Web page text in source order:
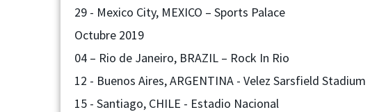
29 - Mexico City, MEXICO – Sports Palace
Octubre 2019
04 – Rio de Janeiro, BRAZIL – Rock In Rio
12 - Buenos Aires, ARGENTINA - Velez Sarsfield Stadium
15 - Santiago, CHILE - Estadio Nacional